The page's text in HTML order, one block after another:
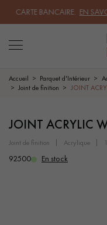
BANCAIRE.EN
PARQUET MASSIF
Accueil Parquet d'Intérieur
Joint de finition
JOINT
JOINT ACRYLIC
joint de finition acrylique
92500 En stock